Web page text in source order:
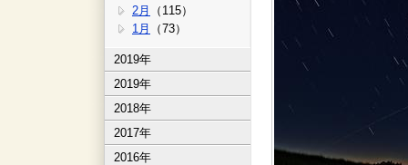
2月
（115）
1月
（73）
2019年
2019年
2018年
2017年
2016年